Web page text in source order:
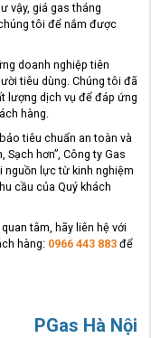
vậy, giá gas tháng
tôi để nắm được
doanh nghiệp tiên
tiêu dùng. Chúng tôi đã
lượng dịch vụ để đáp ứng
hàng.
tiêu chuẩn an toàn và
Sạch hơn”, Công ty Gas
nguồn lực từ kinh nghiệm
cầu của Quý khách
tâm, hãy liên hệ với
hàng: 0966 443 883 để
PGas Hà Nội